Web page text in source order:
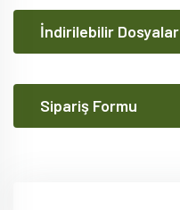
İndirilebilir Dosyalar
Sipariş Formu